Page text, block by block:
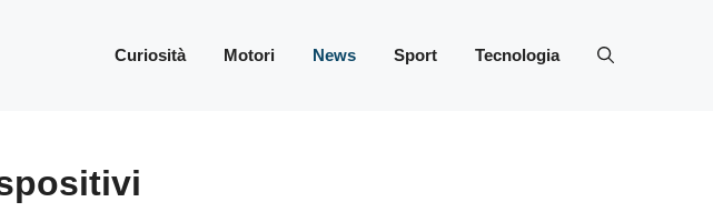
Curiosità Motori News Sport Tecnologia